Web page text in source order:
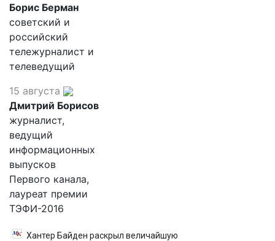
Борис Берман
советский и
российский
тележурналист и
телеведущий
15 августа
Дмитрий Борисов
журналист,
ведущий
информационных
выпусков
Первого канала,
лауреат премии
ТЭФИ-2016
Хантер Байден раскрыл величайшую